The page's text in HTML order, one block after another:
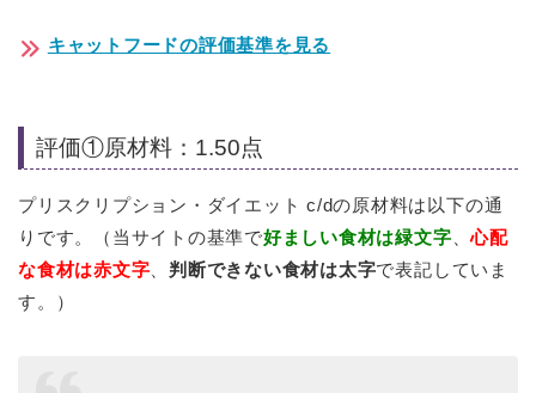
キャットフードの評価基準を見る
評価①原材料：1.50点
プリスクリプション・ダイエット c/dの原材料は以下の通
りです。（当サイトの基準で好ましい食材は緑文字 、心配
な食材は赤文字
判断できない食材は太字で表記していま
す。）